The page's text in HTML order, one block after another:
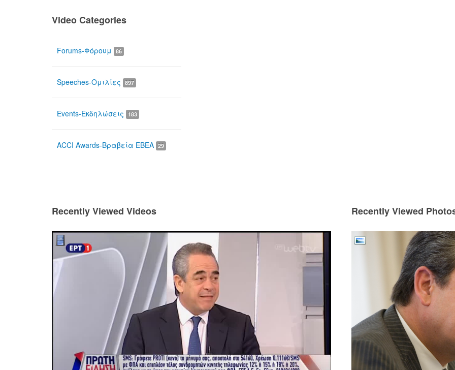
Video Categories
Forums-Φόρουμ 86
Speeches-Ομιλίες 897
Events-Εκδηλώσεις 183
ACCI Awards-Βραβεία ΕΒΕΑ 29
Recently Viewed Videos Recently Viewed